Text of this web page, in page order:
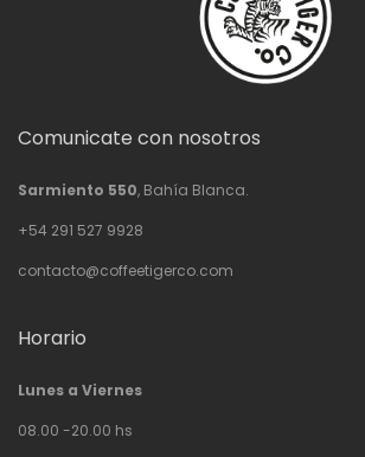
Comunicate con nosotros
Sarmiento 550, Bahía Blanca.
+54 291 527 9928
contacto@coffeetigerco.com
Horario
Lunes a Viernes
08.00 -20.00 hs